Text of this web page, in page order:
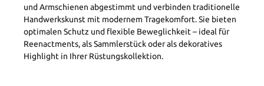
und Armschienen abgestimmt und verbinden traditionelle
Handwerkskunst mit modernem Tragekomfort. Sie bieten
optimalen Schutz und flexible Beweglichkeit – ideal für
Reenactments, als Sammlerstück oder als dekoratives
Highlight in Ihrer Rüstungskollektion.